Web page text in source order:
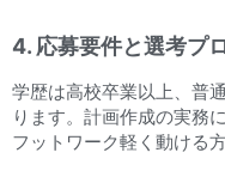
4. 応募要件と選考プ
学歴は高校卒業以上、普
ります。計画作成の実務
フットワーク軽く動ける